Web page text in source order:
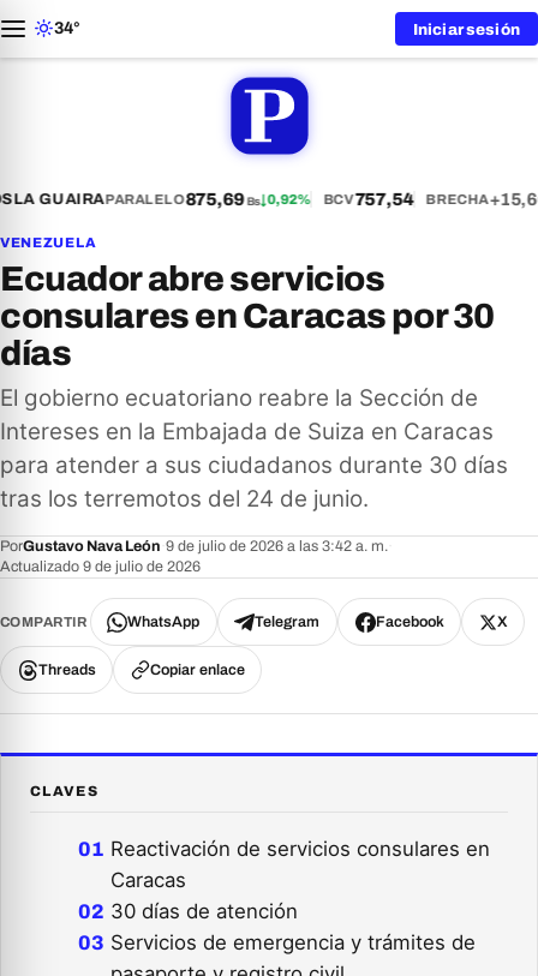
34° Iniciar sesión
LA GUAIRAPARALELO875,69Bs↓0,92% BCV757,54 BRECHA
VENEZUELA
Ecuador abre servicios
consulares en Caracas por 30
días
El gobierno ecuatoriano reabre la Sección de
Intereses en la Embajada de Suiza en Caracas
para atender a sus ciudadanos durante 30 días
tras los terremotos del 24 de junio.
PorGustavo Nava León 9 de julio de 2026 a las 3:42 a. m.
Actualizado 9 de julio de 2026
COMPARTIR WhatsApp Telegram Facebook X
Threads Copiar enlace
CLAVES
Reactivación de servicios consulares en
Caracas
30 días de atención
Servicios de emergencia y trámites de